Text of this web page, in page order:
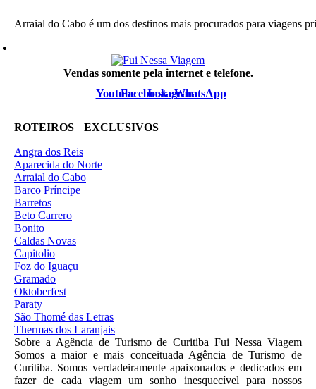
Arraial do Cabo é um dos destinos mais procurados para viagens
Vendas somente pela internet e telefone.
YoutubeFacebookInstagramWhatsApp
ROTEIROS EXCLUSIVOS
Angra dos Reis
Aparecida do Norte
Arraial do Cabo
Barco Príncipe
Barretos
Beto Carrero
Bonito
Caldas Novas
Capitolio
Foz do Iguaçu
Gramado
Oktoberfest
Paraty
São Thomé das Letras
Thermas dos Laranjais
Sobre a Agência de Turismo de Curitiba Fui Nessa Viagem
Somos a maior e mais conceituada Agência de Turismo de
Curitiba. Somos verdadeiramente apaixonados e dedicados em
fazer de cada viagem um sonho inesquecível para nossos